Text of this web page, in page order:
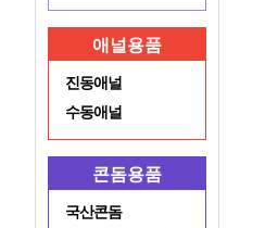
애널용품
진동애널
수동애널
콘돔용품
국산콘돔